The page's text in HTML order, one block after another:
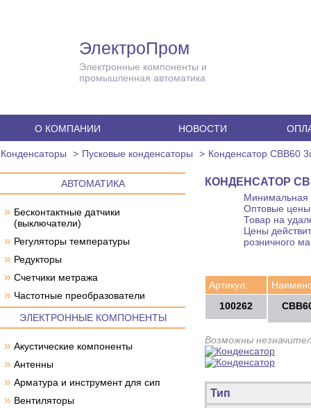
ЭлектроПром
Электронные компоненты и
промышленная автоматика
О КОМПАНИИ НОВОСТИ
Конденсаторы Пусковые конденсаторы Конденсатор CBB60
АВТОМАТИКА
» Бесконтактные датчики
(выключатели)
» Регуляторы температуры
» Редукторы
» Счетчики метража
» Частотные преобразователи
ЭЛЕКТРОННЫЕ КОМПОНЕНТЫ
» Акустические компоненты
» Антенны
» Арматура и инструмент для сип
» Вентиляторы
КОНДЕНСАТОР
Минимальная
Оптовые цены
Товар на
Цены
розничного
Артикул:
100262
Возможны
Тип